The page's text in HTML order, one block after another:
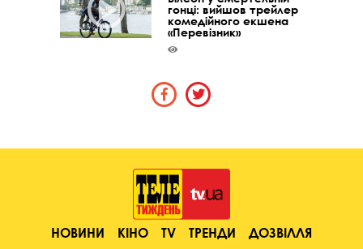
гонці: вийшов трейлер
комедійного екшена
«Перевізник»
НОВИНИ КІНО TV ТРЕНДИ
ДОЗВІЛЛЯ